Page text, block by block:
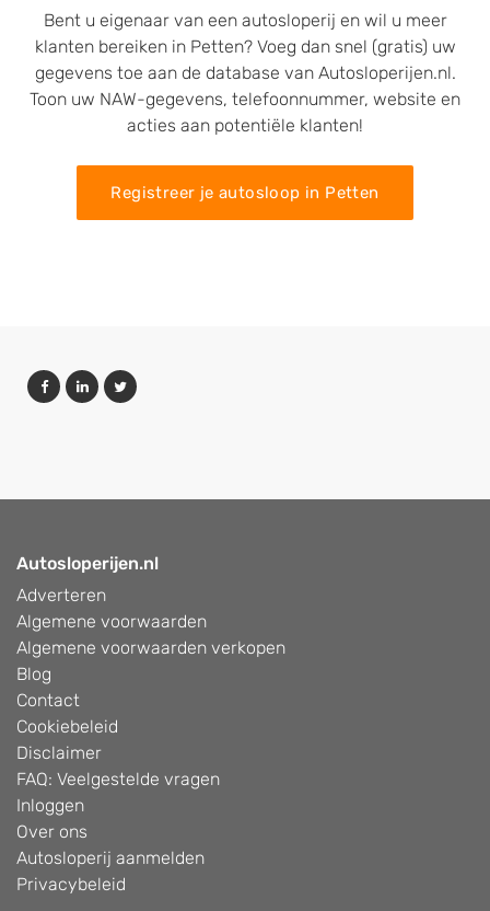
Bent u eigenaar van een autosloperij en wil u meer
klanten bereiken in Petten? Voeg dan snel (gratis) uw
gegevens toe aan de database van Autosloperijen.nl.
Toon uw NAW-gegevens, telefoonnummer, website en
acties aan potentiële klanten!
Registreer je autosloop in Petten
Autosloperijen.nl
Adverteren
Algemene voorwaarden
Algemene voorwaarden verkopen
Blog
Contact
Cookiebeleid
Disclaimer
FAQ: Veelgestelde vragen
Inloggen
Over ons
Autosloperij aanmelden
Privacybeleid